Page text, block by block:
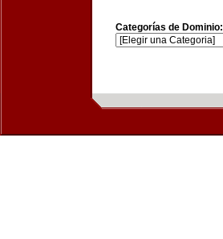
Categorías de Dominio: